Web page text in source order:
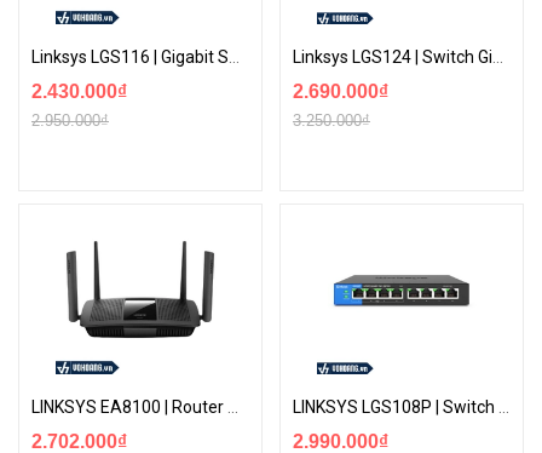
2.430.000₫
2.950.000₫
2.690.000₫
3.250.000₫
2.702.000₫ 2.990.000₫